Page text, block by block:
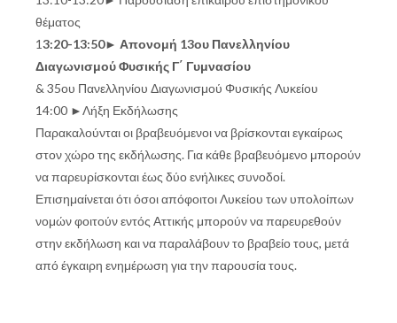
θέματος
13:20-13:50► Απονομή 13ου Πανελληνίου
Διαγωνισμού Φυσικής Γ΄ Γυμνασίου
& 35ου Πανελληνίου Διαγωνισμού Φυσικής Λυκείου
14:00 ►Λήξη Εκδήλωσης
Παρακαλούνται οι βραβευόμενοι να βρίσκονται εγκαίρως
στον χώρο της εκδήλωσης. Για κάθε βραβευόμενο μπορούν
να παρευρίσκονται έως δύο ενήλικες συνοδοί.
Επισημαίνεται ότι όσοι απόφοιτοι Λυκείου των υπολοίπων
νομών φοιτούν εντός Αττικής μπορούν να παρευρεθούν
στην εκδήλωση και να παραλάβουν το βραβείο τους, μετά
από έγκαιρη ενημέρωση για την παρουσία τους.